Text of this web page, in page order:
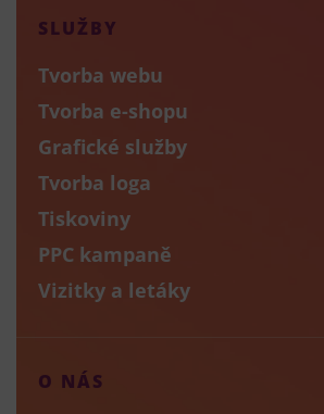
SLUŽBY
Tvorba webu
Tvorba e-shopu
Grafické služby
Tvorba loga
Tiskoviny
PPC kampaně
Vizitky a letáky
O NÁS